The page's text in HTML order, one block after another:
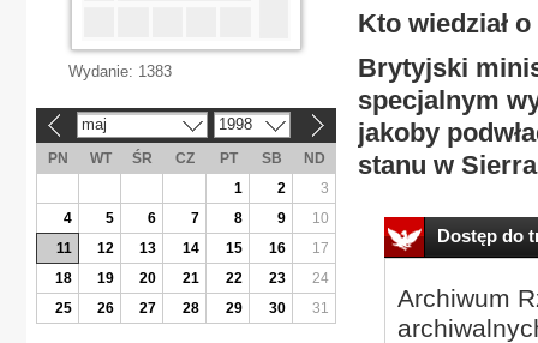
Kto wiedział
Brytyjski
specjalnym
jakoby
stanu w
Dostęp do
Archiwum
Wydanie: 1383
maj 1998
PN WT ŚR CZ PT SB
ND
1
2
3
4
5 6 7 8 9
10
11
12 13 14 15 16
17
18
19 20 21 22 23
24
25
26 27 28 29 30 31